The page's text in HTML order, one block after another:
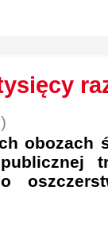
obozach